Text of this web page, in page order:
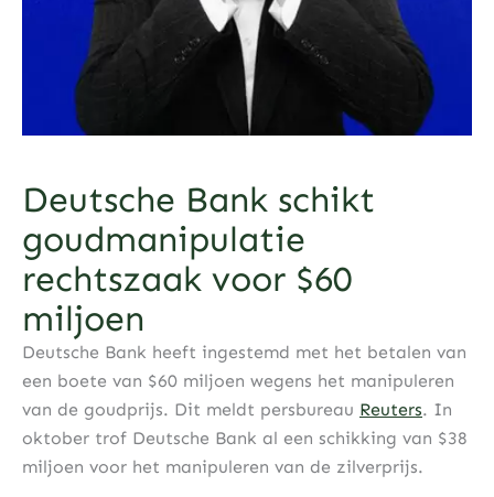
Deutsche Bank schikt
goudmanipulatie
rechtszaak voor $60
miljoen
Deutsche Bank heeft ingestemd met het betalen van
een boete van $60 miljoen wegens het manipuleren
van de goudprijs. Dit meldt persbureau Reuters. In
oktober trof Deutsche Bank al een schikking van $38
miljoen voor het manipuleren van de zilverprijs.